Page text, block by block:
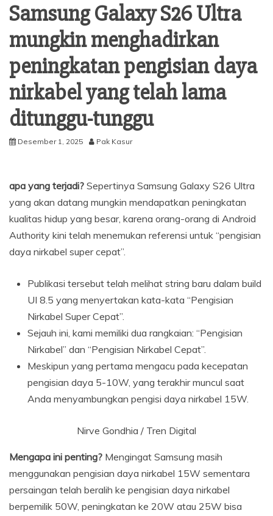
Samsung Galaxy S26 Ultra
mungkin menghadirkan
peningkatan pengisian daya
nirkabel yang telah lama
ditunggu-tunggu
Desember 1, 2025 Pak Kasur
apa yang terjadi? Sepertinya Samsung Galaxy S26 Ultra
yang akan datang mungkin mendapatkan peningkatan
kualitas hidup yang besar, karena orang-orang di Android
Authority kini telah menemukan referensi untuk “pengisian
daya nirkabel super cepat”.
Publikasi tersebut telah melihat string baru dalam build
UI 8.5 yang menyertakan kata-kata “Pengisian
Nirkabel Super Cepat”.
Sejauh ini, kami memiliki dua rangkaian: “Pengisian
Nirkabel” dan “Pengisian Nirkabel Cepat”.
Meskipun yang pertama mengacu pada kecepatan
pengisian daya 5-10W, yang terakhir muncul saat
Anda menyambungkan pengisi daya nirkabel 15W.
Nirve Gondhia / Tren Digital
Mengapa ini penting? Mengingat Samsung masih
menggunakan pengisian daya nirkabel 15W sementara
persaingan telah beralih ke pengisian daya nirkabel
berpemilik 50W, peningkatan ke 20W atau 25W bisa